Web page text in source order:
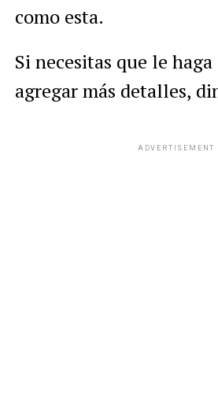
como esta.
Si necesitas que le
agregar más detalles,
ADVERTISEMENT